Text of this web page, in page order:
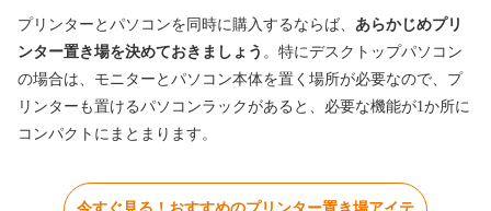
プリンターとパソコンを同時に購入するならば、 あらかじめプリ
ンター置き場を決めておきましょう 。特にデスクトップパソコン
の場合は、モニターとパソコン本体を置く場所が必要なので、プ
リンターも置けるパソコンラックがあると、必要な機能が1か所に
コンパクトにまとまります。
今すぐ見る！おすすめのプリンター置き場アイテ